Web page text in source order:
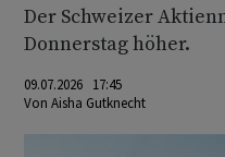
Der Schweizer
Donnerstag höher.
09.07.2026 17:45
Von Aisha Gutknecht